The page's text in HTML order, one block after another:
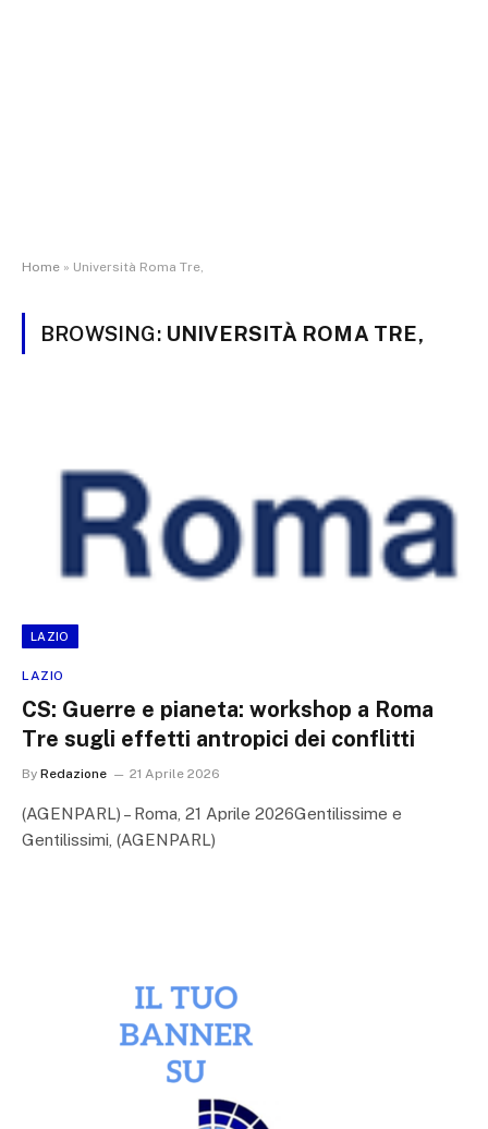
Home » Università Roma Tre,
BROWSING: UNIVERSITÀ ROMA TRE,
LAZIO
LAZIO
CS: Guerre e pianeta: workshop a Roma
Tre sugli effetti antropici dei conflitti
By Redazione 21 Aprile 2026
(AGENPARL) – Roma, 21 Aprile 2026Gentilissime e
Gentilissimi, (AGENPARL)